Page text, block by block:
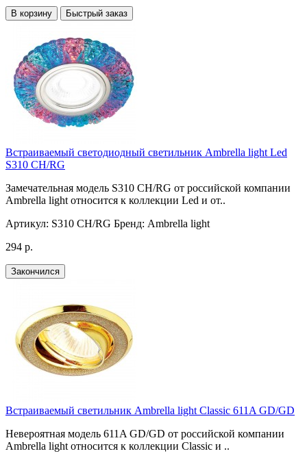
В корзину Быстрый заказ
Встраиваемый светодиодный светильник Ambrella light Led
S310 CH/RG
Замечательная модель S310 CH/RG от российской компании
Ambrella light относится к коллекции Led и от..
Артикул: S310 CH/RG Бренд: Ambrella light
294 р.
Закончился
Встраиваемый светильник Ambrella light Classic 611A GD/GD
Невероятная модель 611A GD/GD от российской компании
Ambrella light относится к коллекции Classic и ..